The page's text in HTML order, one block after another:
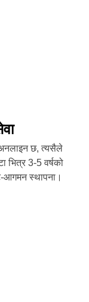
छ, त्यसैले
भित्र 3-5 वर्षको
आगमन स्थापना।